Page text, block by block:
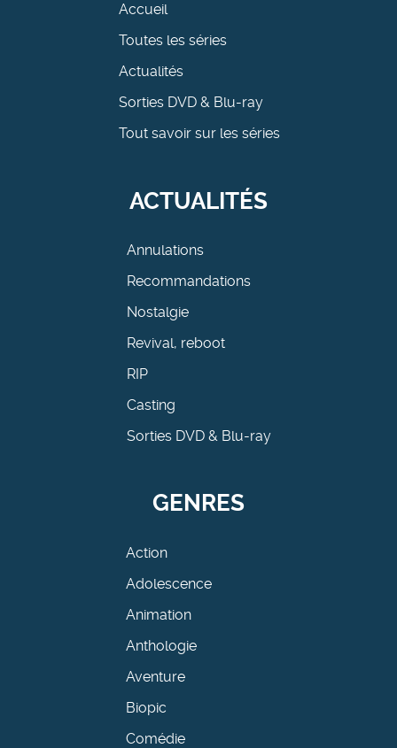
Accueil
Toutes les séries
Actualités
Sorties DVD & Blu-ray
Tout savoir sur les séries
ACTUALITÉS
Annulations
Recommandations
Nostalgie
Revival, reboot
RIP
Casting
Sorties DVD & Blu-ray
GENRES
Action
Adolescence
Animation
Anthologie
Aventure
Biopic
Comédie